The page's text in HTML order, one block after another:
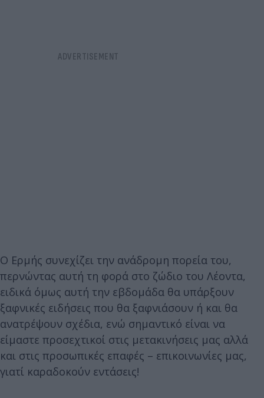
Ο Ερμής συνεχίζει την ανάδρομη πορεία του,
περνώντας αυτή τη φορά στο ζώδιο του Λέοντα,
ειδικά όμως αυτή την εβδομάδα θα υπάρξουν
ξαφνικές ειδήσεις που θα ξαφνιάσουν ή και θα
ανατρέψουν σχέδια, ενώ σημαντικό είναι να
είμαστε προσεχτικοί στις μετακινήσεις μας αλλά
και στις προσωπικές επαφές – επικοινωνίες μας,
γιατί καραδοκούν εντάσεις!